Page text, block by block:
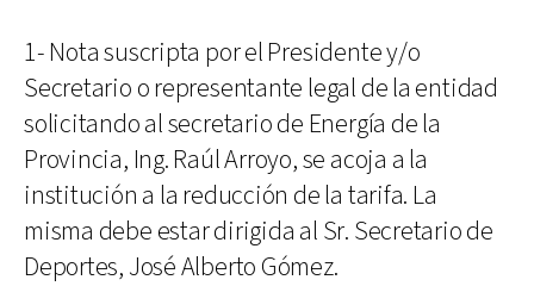
1- Nota suscripta por el Presidente y/o
Secretario o representante legal de la entidad
solicitando al secretario de Energía de la
Provincia, Ing. Raúl Arroyo, se acoja a la
institución a la reducción de la tarifa. La
misma debe estar dirigida al Sr. Secretario de
Deportes, José Alberto Gómez.